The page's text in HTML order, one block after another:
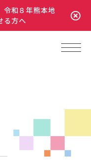
令和８年熊本地
る方へ